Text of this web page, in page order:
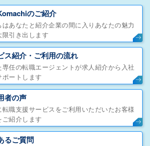
のご紹介
はあなたと紹介企業の間に入りあなたの魅力
限引き出します
ス紹介・ご利用の流れ
専任の転職エージェントが求人紹介から入社
ポートします
者の声
転職支援サービスをご利用いただいたお客様
ご紹介します
るご質問